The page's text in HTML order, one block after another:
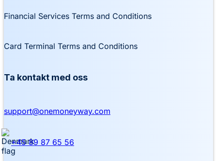
Financial Services Terms and Conditions
Card Terminal Terms and Conditions
Ta kontakt med oss
support@onemoneyway.com
+45 89 87 65 56